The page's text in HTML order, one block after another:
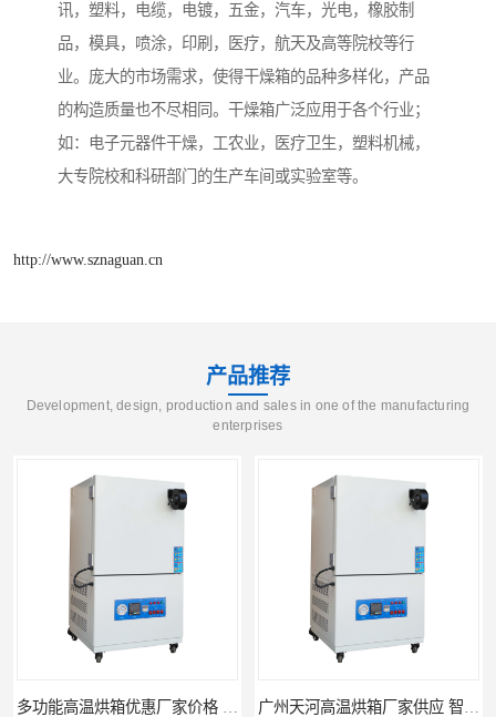
讯，塑料，电缆，电镀，五金，汽车，光电，橡胶制
品，模具，喷涂，印刷，医疗，航天及高等院校等行
业。庞大的市场需求，使得干燥箱的品种多样化，产品
的构造质量也不尽相同。干燥箱广泛应用于各个行业；
如：电子元器件干燥，工农业，医疗卫生，塑料机械，
大专院校和科研部门的生产车间或实验室等。
http://www.sznaguan.cn
产品推荐
Development, design, production and sales in one of the manufacturing
enterprises